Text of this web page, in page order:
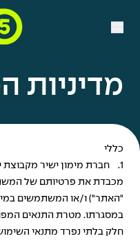
מדיניות
כללי
מכבדת את פרטיותם של
"האתר") ו/או המשתמשים
במסגרתו. מטרת התנאים
חלק בלתי נפרד מתנאי